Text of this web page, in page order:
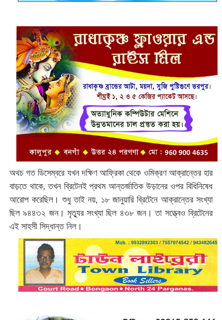
অথচ গত ডিসেম্বরে যখন দক্ষিণ আফ্রিকা থেকে ওমিক্রণ আক্রান্তের হার
বাড়তে থাকে, তখন ব্রিটেনই প্রথম আন্তর্জাতিক উড়ানের ওপর বিধিনিষেধ
আরোপ করেছিল। শুধু তাই নয়, ১৮ জানুয়ারি ব্রিটেনে আক্রান্তের সংখ্যা
ছিল ৯৪৪৩২ জন। মৃত্যুর সংখ্যা ছিল ৪৩৮ জন। তা সত্ত্বেও ব্রিটেনের
এই সাহসী সিদ্ধান্ত নিল।